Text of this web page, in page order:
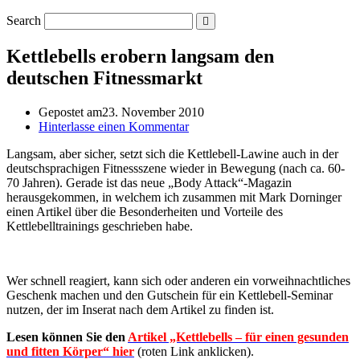
Search
Kettlebells erobern langsam den
deutschen Fitnessmarkt
Gepostet am23. November 2010
Hinterlasse einen Kommentar
Langsam, aber sicher, setzt sich die Kettlebell-Lawine auch in der
deutschsprachigen Fitnessszene wieder in Bewegung (nach ca. 60-
70 Jahren). Gerade ist das neue „Body Attack“-Magazin
herausgekommen, in welchem ich zusammen mit Mark Dorninger
einen Artikel über die Besonderheiten und Vorteile des
Kettlebelltrainings geschrieben habe.
Wer schnell reagiert, kann sich oder anderen ein vorweihnachtliches
Geschenk machen und den Gutschein für ein Kettlebell-Seminar
nutzen, der im Inserat nach dem Artikel zu finden ist.
Lesen können Sie den Artikel „Kettlebells – für einen gesunden
und fitten Körper“ hier (roten Link anklicken).